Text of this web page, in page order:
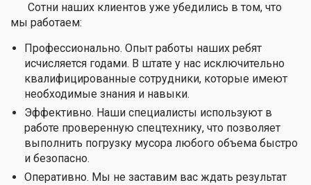
Сотни наших клиентов уже убедились в том, что
мы работаем:
Профессионально. Опыт работы наших ребят
исчисляется годами. В штате у нас исключительно
квалифицированные сотрудники, которые имеют
необходимые знания и навыки.
Эффективно. Наши специалисты используют в
работе проверенную спецтехнику, что позволяет
выполнить погрузку мусора любого объема быстро
и безопасно.
Оперативно. Мы не заставим вас ждать результат